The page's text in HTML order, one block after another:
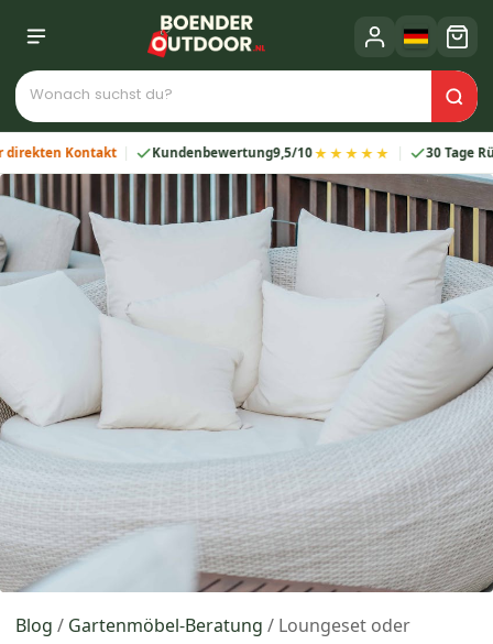
Kontakt Kundenbewertung9,5/10★★★★★ 30 Tage
Blog / Gartenmöbel-Beratung / Loungeset oder